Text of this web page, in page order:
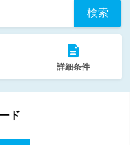
検索
詳細条件
ド